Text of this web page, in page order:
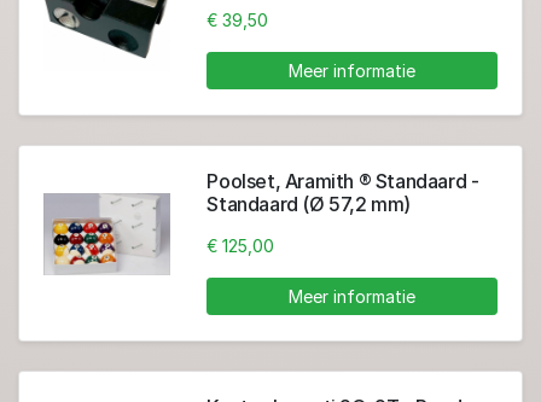
€ 39,50
Meer informatie
Poolset, Aramith ® Standaard -
Standaard (Ø 57,2 mm)
€ 125,00
Meer informatie